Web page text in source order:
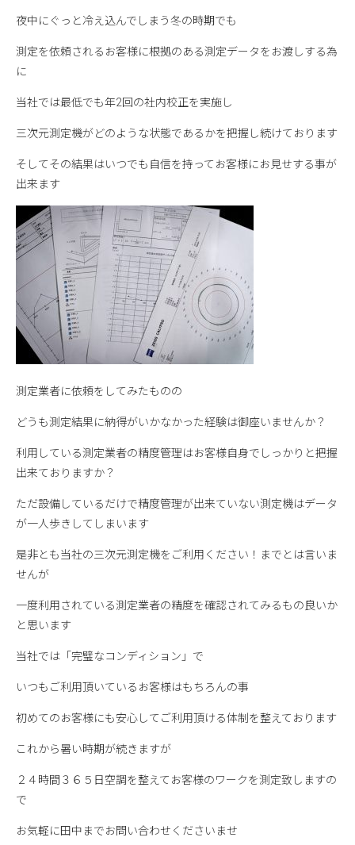
夜中にぐっと冷え込んでしまう冬の時期でも
測定を依頼されるお客様に根拠のある測定データをお渡しする為
に
当社では最低でも年2回の社内校正を実施し
三次元測定機がどのような状態であるかを把握し続けております
そしてその結果はいつでも自信を持ってお客様にお見せする事が
出来ます
測定業者に依頼をしてみたものの
どうも測定結果に納得がいかなかった経験は御座いませんか？
利用している測定業者の精度管理はお客様自身でしっかりと把握
出来ておりますか？
ただ設備しているだけで精度管理が出来ていない測定機はデータ
が一人歩きしてしまいます
是非とも当社の三次元測定機をご利用ください！までとは言いま
せんが
一度利用されている測定業者の精度を確認されてみるもの良いか
と思います
当社では「完璧なコンディション」で
いつもご利用頂いているお客様はもちろんの事
初めてのお客様にも安心してご利用頂ける体制を整えております
これから暑い時期が続きますが
２４時間３６５日空調を整えてお客様のワークを測定致しますの
で
お気軽に田中までお問い合わせくださいませ